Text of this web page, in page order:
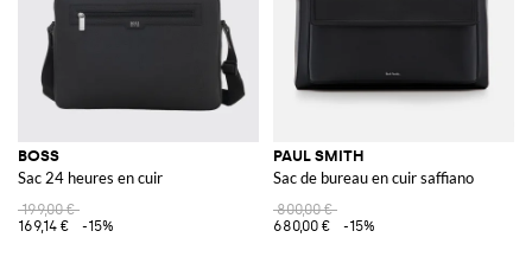
BOSS
Sac 24 heures en cuir
199,00 €
169,14 €
-15%
PAUL SMITH
Sac de bureau en cuir saffiano
800,00 €
680,00 €
-15%